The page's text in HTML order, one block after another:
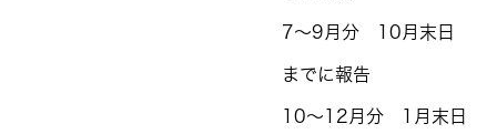
7～9月分 10月末日
までに報告
10～12月分 1月末日